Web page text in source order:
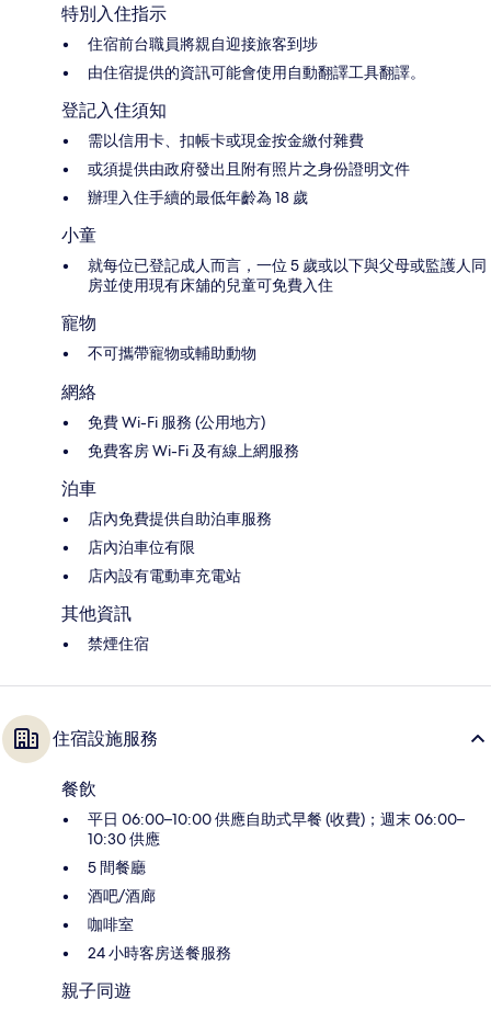
特別入住指示
住宿前台職員將親自迎接旅客到埗
由住宿提供的資訊可能會使用自動翻譯工具翻譯。
登記入住須知
需以信用卡、扣帳卡或現金按金繳付雜費
或須提供由政府發出且附有照片之身份證明文件
辦理入住手續的最低年齡為 18 歲
小童
就每位已登記成人而言，一位 5 歲或以下與父母或監護人同
房並使用現有床舖的兒童可免費入住
寵物
不可攜帶寵物或輔助動物
網絡
免費 Wi-Fi 服務 (公用地方)
免費客房 Wi-Fi 及有線上網服務
泊車
店內免費提供自助泊車服務
店內泊車位有限
店內設有電動車充電站
其他資訊
禁煙住宿
住宿設施服務
餐飲
平日 06:00–10:00 供應自助式早餐 (收費)；週末 06:00–
10:30 供應
5 間餐廳
酒吧/酒廊
咖啡室
24 小時客房送餐服務
親子同遊